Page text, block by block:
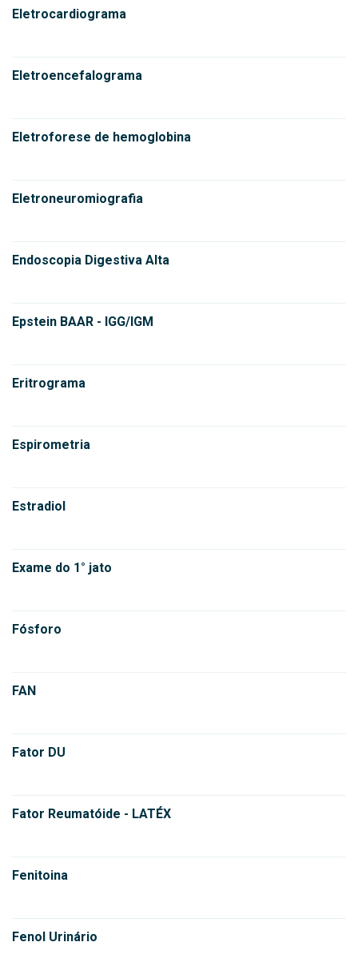
Eletrocardiograma
Eletroencefalograma
Eletroforese de hemoglobina
Eletroneuromiografia
Endoscopia Digestiva Alta
Epstein BAAR - IGG/IGM
Eritrograma
Espirometria
Estradiol
Exame do 1° jato
Fósforo
FAN
Fator DU
Fator Reumatóide - LATÉX
Fenitoina
Fenol Urinário